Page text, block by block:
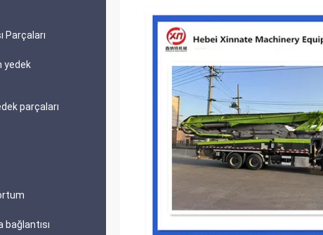
Parçaları
yedek
parçaları